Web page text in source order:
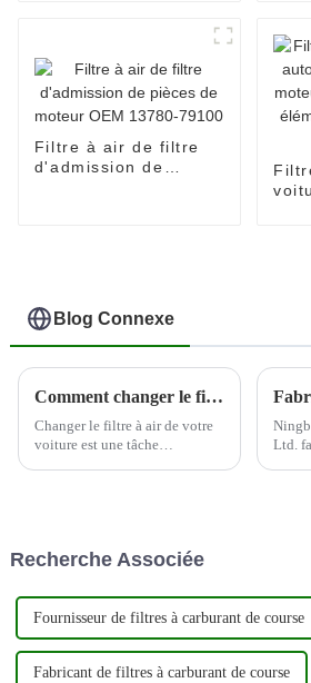
Filtre à air de filtre
d'admission de
Blog Connexe
Comment changer le filtre à air de votre voiture
Changer le filtre à air de votre
voiture est une tâche
changer votre c...
Ltd.
Recherche Associée
Fournisseur de filtres à carburant de course
Fabricant de filtres à carburant de course